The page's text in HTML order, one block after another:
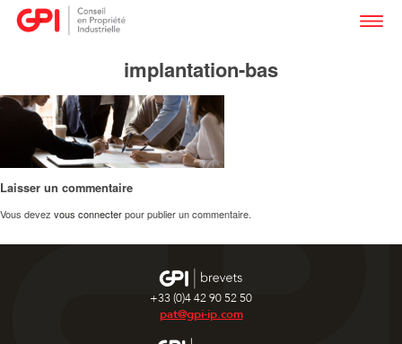
implantation-bas
Laisser un commentaire
Vous devez vous connecterpour publier un commentaire.
+33 (0)4 42 90 52 50
pat@gpi-ip.com